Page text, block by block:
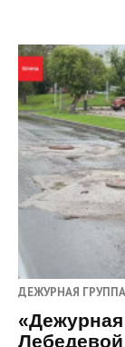
ДЕЖУРНАЯ ГРУППА